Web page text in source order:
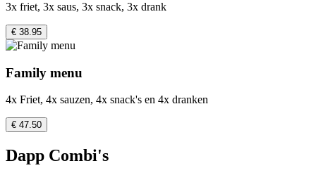
3x friet, 3x saus, 3x snack, 3x drank
€ 38.95
Family menu
4x Friet, 4x sauzen, 4x snack's en 4x dranken
€ 47.50
Dapp Combi's